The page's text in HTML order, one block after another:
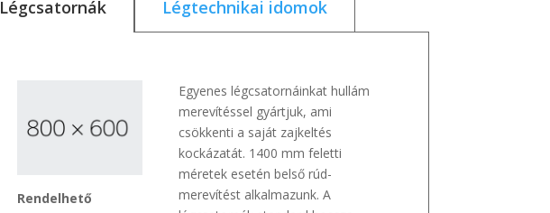
Légcsatornák Légtechnikai idomok
Rendelhető
Egyenes légcsatornáinkat hullám
merevítéssel gyártjuk, ami
csökkenti a saját zajkeltés
kockázatát. 1400 mm feletti
méretek esetén belső rúd-
merevítést alkalmazunk. A